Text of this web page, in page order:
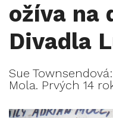
ožíva na
Divadla
Sue
Mola. Prvých 14